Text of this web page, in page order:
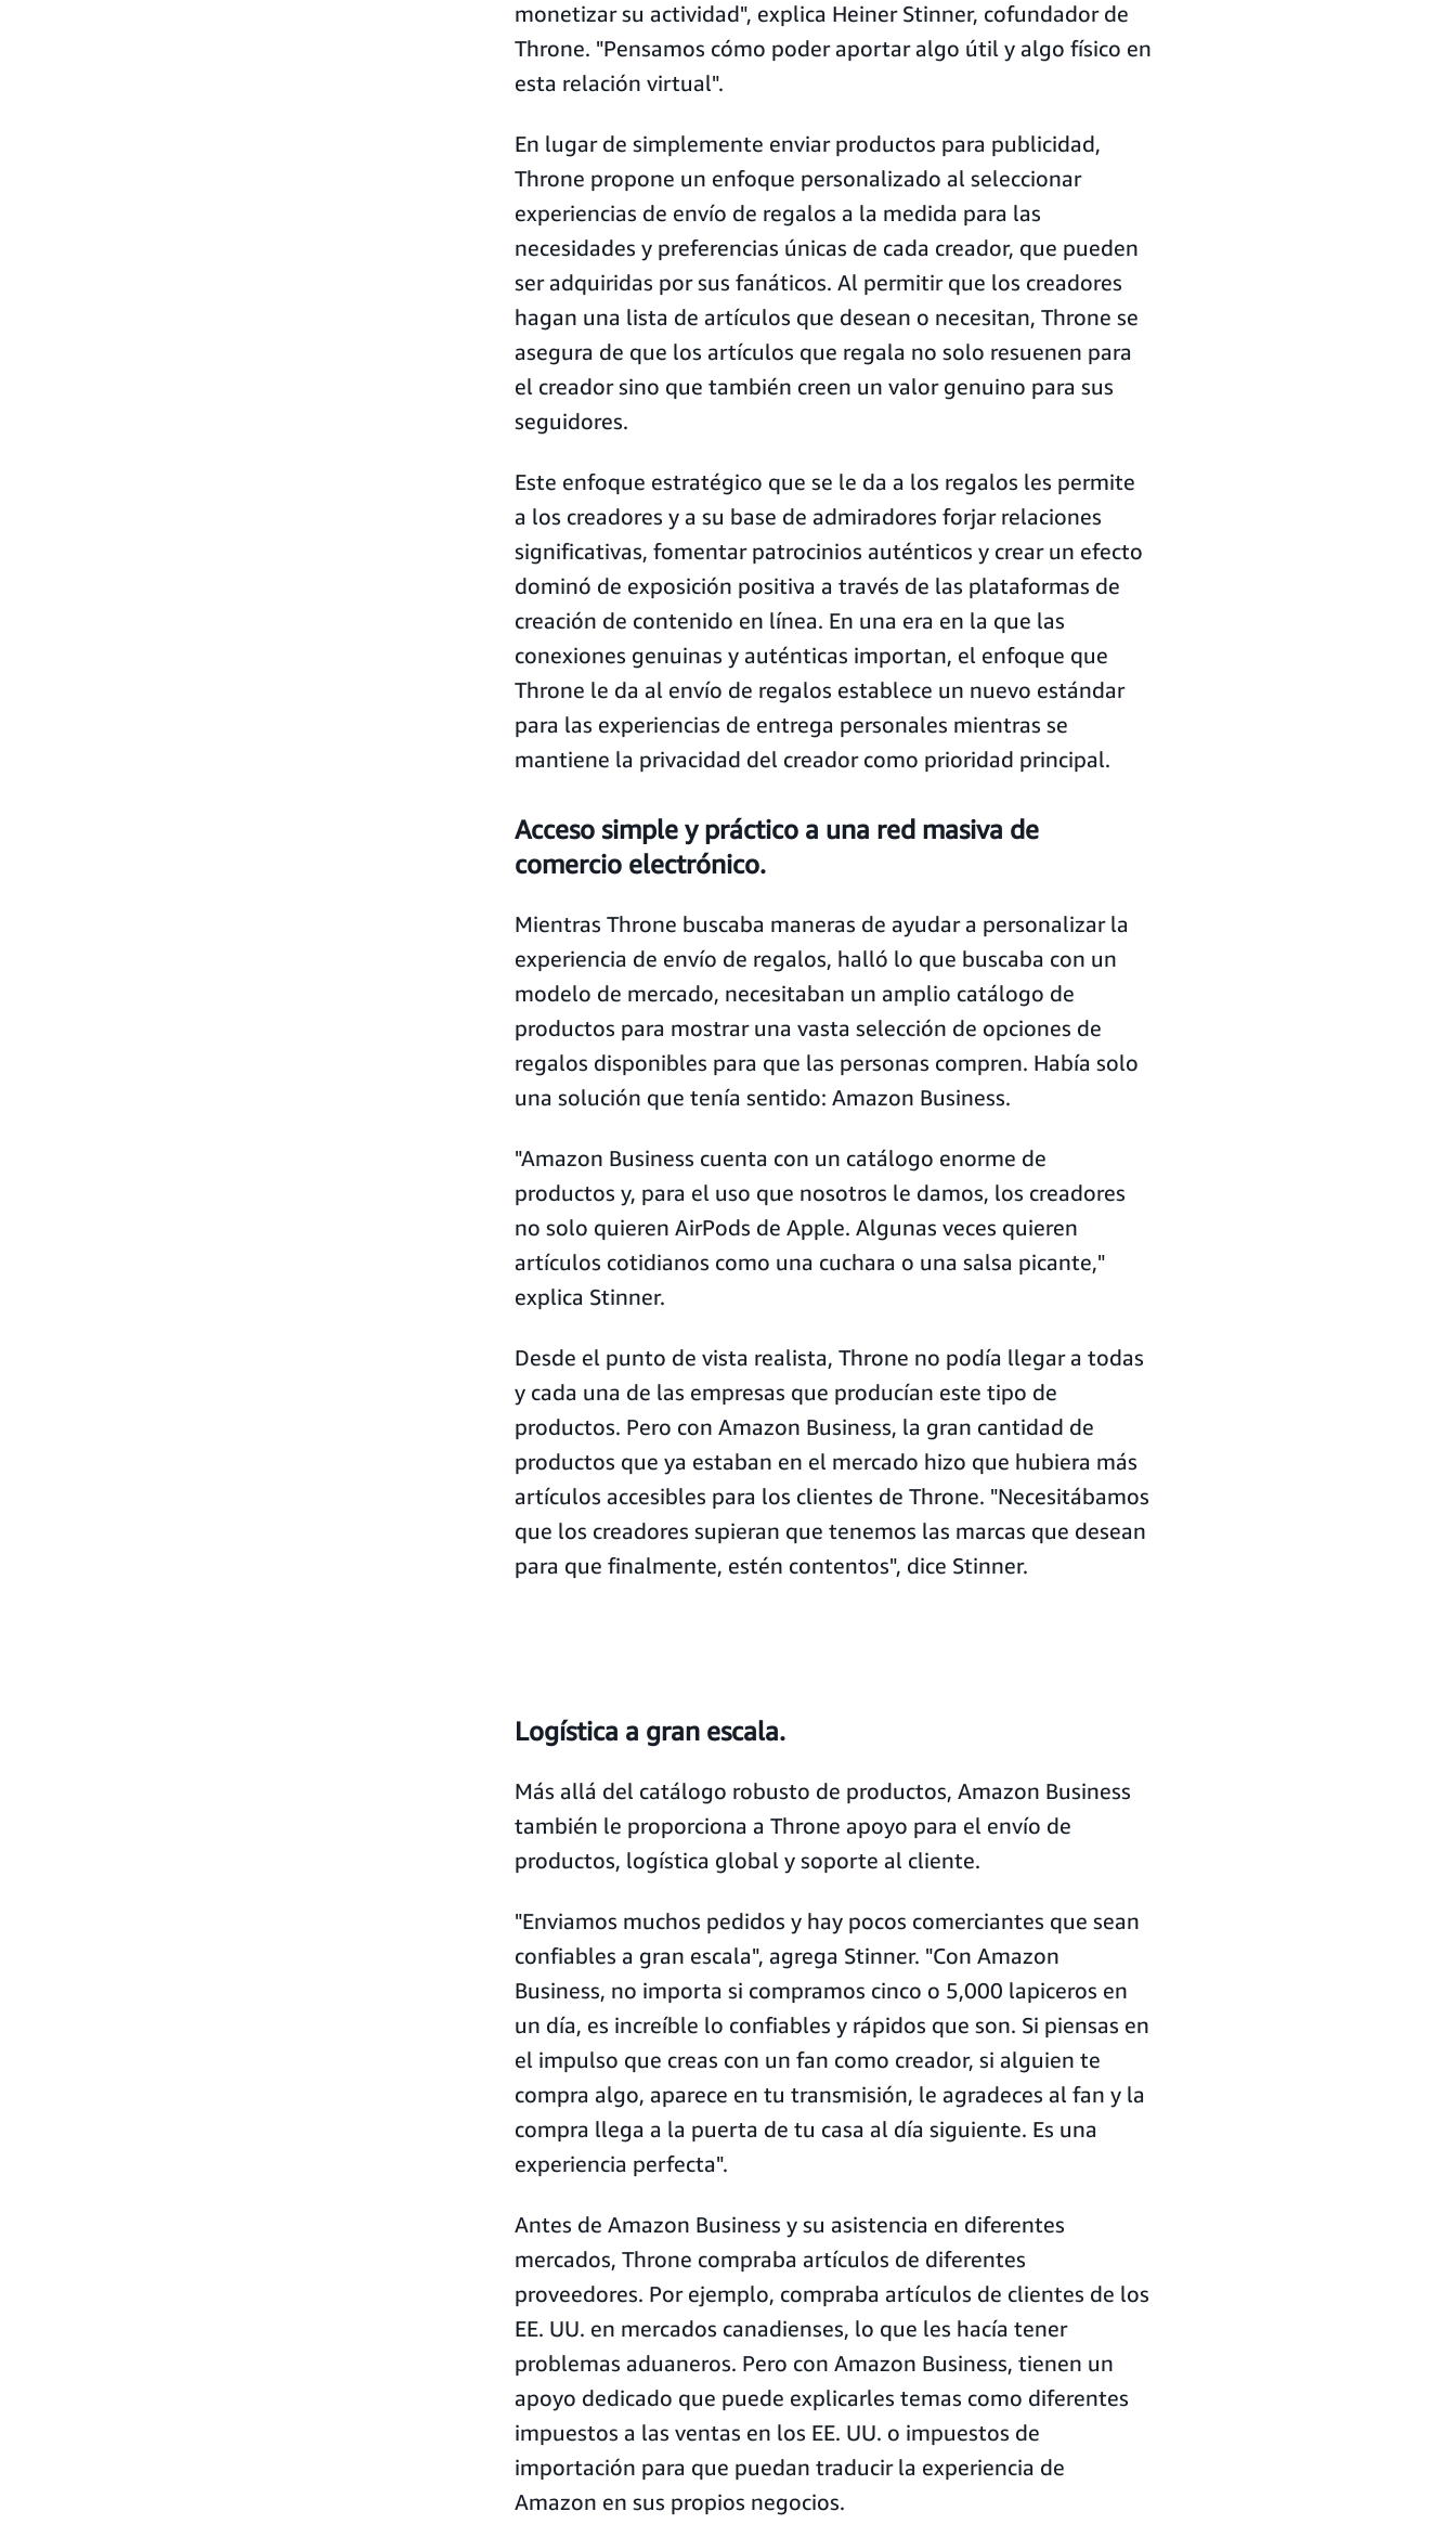
monetizar su actividad", explica Heiner Stinner, cofundador de
Throne. "Pensamos cómo poder aportar algo útil y algo físico en
esta relación virtual".
En lugar de simplemente enviar productos para publicidad,
Throne propone un enfoque personalizado al seleccionar
experiencias de envío de regalos a la medida para las
necesidades y preferencias únicas de cada creador, que pueden
ser adquiridas por sus fanáticos. Al permitir que los creadores
hagan una lista de artículos que desean o necesitan, Throne se
asegura de que los artículos que regala no solo resuenen para
el creador sino que también creen un valor genuino para sus
seguidores.
Este enfoque estratégico que se le da a los regalos les permite
a los creadores y a su base de admiradores forjar relaciones
significativas, fomentar patrocinios auténticos y crear un efecto
dominó de exposición positiva a través de las plataformas de
creación de contenido en línea. En una era en la que las
conexiones genuinas y auténticas importan, el enfoque que
Throne le da al envío de regalos establece un nuevo estándar
para las experiencias de entrega personales mientras se
mantiene la privacidad del creador como prioridad principal.
Acceso simple y práctico a una red masiva de
comercio electrónico.
Mientras Throne buscaba maneras de ayudar a personalizar la
experiencia de envío de regalos, halló lo que buscaba con un
modelo de mercado, necesitaban un amplio catálogo de
productos para mostrar una vasta selección de opciones de
regalos disponibles para que las personas compren. Había solo
una solución que tenía sentido: Amazon Business.
"Amazon Business cuenta con un catálogo enorme de
productos y, para el uso que nosotros le damos, los creadores
no solo quieren AirPods de Apple. Algunas veces quieren
artículos cotidianos como una cuchara o una salsa picante,"
explica Stinner.
Desde el punto de vista realista, Throne no podía llegar a todas
y cada una de las empresas que producían este tipo de
productos. Pero con Amazon Business, la gran cantidad de
productos que ya estaban en el mercado hizo que hubiera más
artículos accesibles para los clientes de Throne. "Necesitábamos
que los creadores supieran que tenemos las marcas que desean
para que finalmente, estén contentos", dice Stinner.
Logística a gran escala.
Más allá del catálogo robusto de productos, Amazon Business
también le proporciona a Throne apoyo para el envío de
productos, logística global y soporte al cliente.
"Enviamos muchos pedidos y hay pocos comerciantes que sean
confiables a gran escala", agrega Stinner. "Con Amazon
Business, no importa si compramos cinco o 5,000 lapiceros en
un día, es increíble lo confiables y rápidos que son. Si piensas en
el impulso que creas con un fan como creador, si alguien te
compra algo, aparece en tu transmisión, le agradeces al fan y la
compra llega a la puerta de tu casa al día siguiente. Es una
experiencia perfecta".
Antes de Amazon Business y su asistencia en diferentes
mercados, Throne compraba artículos de diferentes
proveedores. Por ejemplo, compraba artículos de clientes de los
EE. UU. en mercados canadienses, lo que les hacía tener
problemas aduaneros. Pero con Amazon Business, tienen un
apoyo dedicado que puede explicarles temas como diferentes
impuestos a las ventas en los EE. UU. o impuestos de
importación para que puedan traducir la experiencia de
Amazon en sus propios negocios.